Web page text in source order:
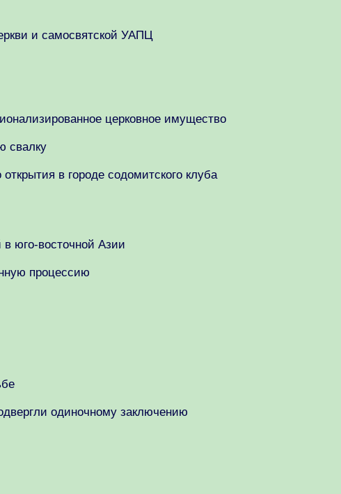
и самосвятской УАПЦ
церковное имущество
свалку
в городе содомитского клуба
юго-восточной Азии
процессию
одиночному заключению